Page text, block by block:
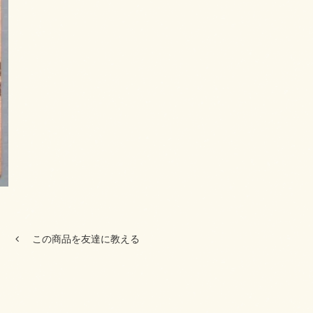
この商品を友達に教える